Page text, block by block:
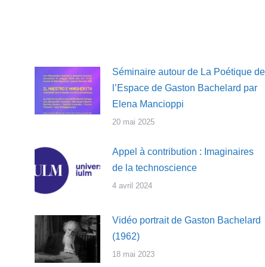
Séminaire autour de La Poétique de
l’Espace de Gaston Bachelard par
Elena Mancioppi
20 mai 2025
Appel à contribution : Imaginaires
de la technoscience
4 avril 2024
Vidéo portrait de Gaston Bachelard
(1962)
18 mai 2023